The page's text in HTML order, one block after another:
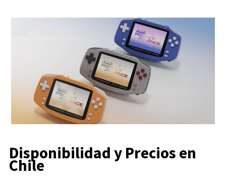
Disponibilidad y Precios en
Chile